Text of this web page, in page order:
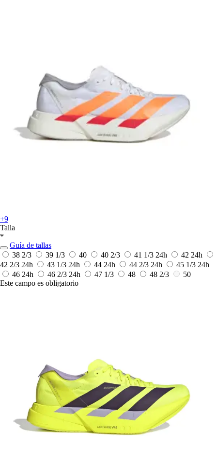
+9
Talla
*
Guía de tallas
38 2/3
39 1/3 40 40 2/3 41 1/3 24h 42 24h
42 2/3 24h 43 1/3 24h 44 24h 44 2/3 24h 45 1/3 24h
46 24h 46 2/3 24h 47 1/3 48 48 2/3
50
Este campo es obligatorio